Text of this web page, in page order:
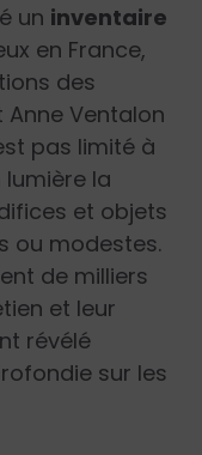
un inventaire
en France,
des
Anne Ventalon
pas limité à
la
et objets
ou modestes.
de milliers
et leur
révélé
sur les